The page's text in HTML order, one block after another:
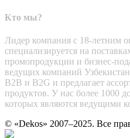
Кто мы?
Лидер компания с 18-летним
специализируется на
промопродукции и бизнес-
ведущих компаний
B2B и B2G и предлагает
продуктов. У нас более 1000
которых являются ведущими
© «Dekos» 2007–2025. Все